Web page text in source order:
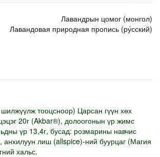
Лавандрын цомог (монгол)
Лавандовая природная пропись (ру́сский)
тооцсноор) Царсан гүүн хөх
20г (Akbar®), долоогонын үр жимс
үр 13,4г, бусад: розмарины навчис
анхилуун лиш (allspice)-ний буурцаг (Магия
хальс.